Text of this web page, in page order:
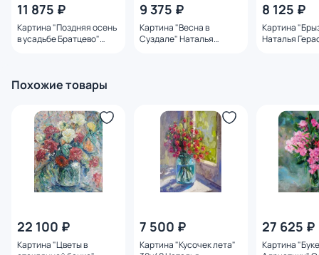
11 875 ₽
Картина "Поздняя осень
в усадьбе Братцево"
9 375 ₽
Картина "Весна в
Суздале" Наталья
8 125 ₽
Картина
Наталья
Похожие товары
22 100 ₽
Картина "Цветы в
7 500 ₽
Картина "Кусочек лета"
27 625 ₽
Картина